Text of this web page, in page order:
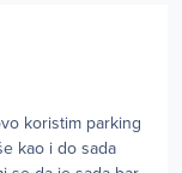
koristim parking
kao i do sada